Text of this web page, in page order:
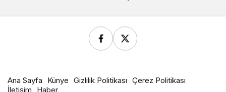
Ana Sayfa Künye Gizlilik Politikası Çerez Politikası
İletişim
Haber